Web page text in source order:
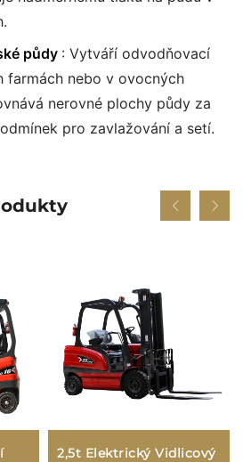
půdy : Vytváří odvodňovací
farmách nebo v ovocných
nerovné plochy půdy za
pro zavlažování a setí.
2,5t Elektrický Vidlicový